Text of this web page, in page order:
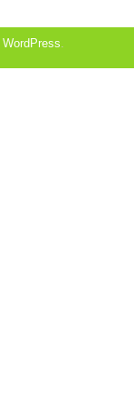
WordPress.